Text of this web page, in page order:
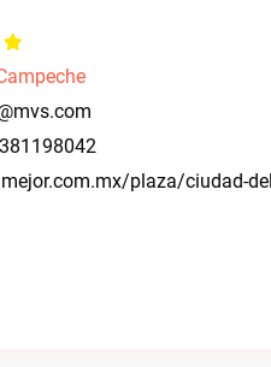
plaza/ciudad-